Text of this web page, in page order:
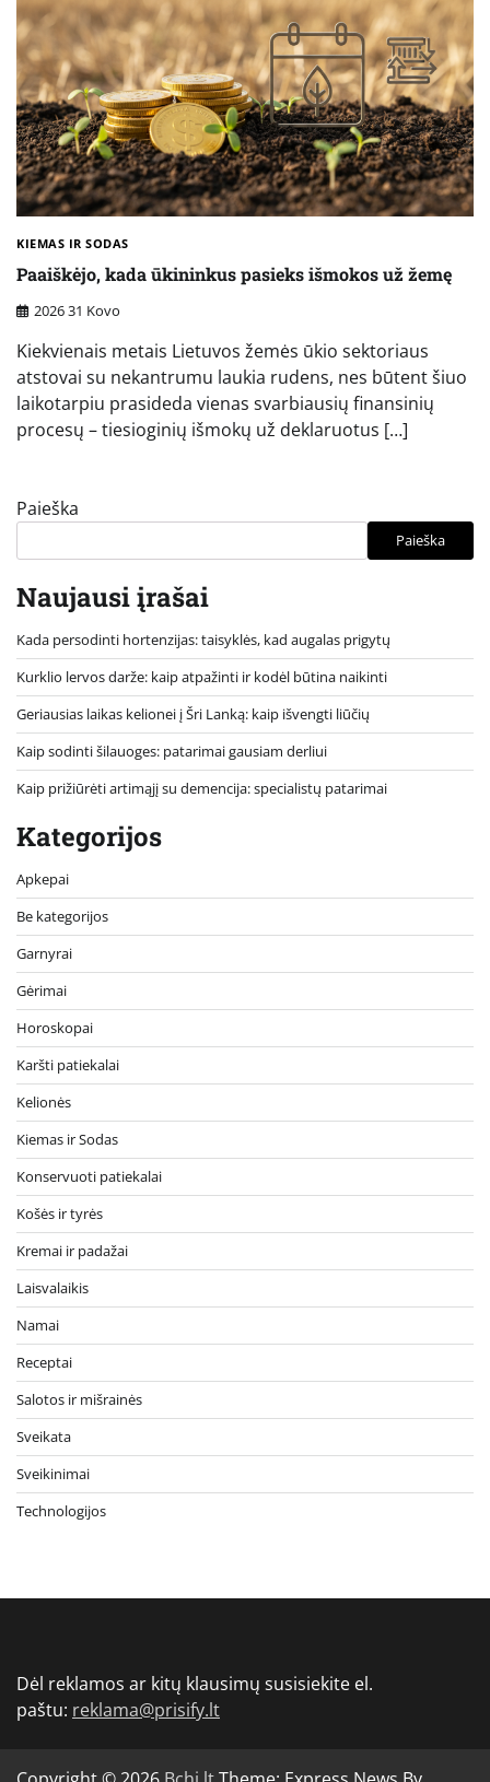
KIEMAS IR SODAS
Paaiškėjo, kada ūkininkus pasieks išmokos už žemę
2026 31 Kovo
Kiekvienais metais Lietuvos žemės ūkio sektoriaus
atstovai su nekantrumu laukia rudens, nes būtent šiuo
laikotarpiu prasideda vienas svarbiausių finansinių
procesų – tiesioginių išmokų už deklaruotus […]
Paieška
Paieška
Naujausi įrašai
Kada persodinti hortenzijas: taisyklės, kad augalas prigytų
Kurklio lervos darže: kaip atpažinti ir kodėl būtina naikinti
Geriausias laikas kelionei į Šri Lanką: kaip išvengti liūčių
Kaip sodinti šilauoges: patarimai gausiam derliui
Kaip prižiūrėti artimąjį su demencija: specialistų patarimai
Kategorijos
Apkepai
Be kategorijos
Garnyrai
Gėrimai
Horoskopai
Karšti patiekalai
Kelionės
Kiemas ir Sodas
Konservuoti patiekalai
Košės ir tyrės
Kremai ir padažai
Laisvalaikis
Namai
Receptai
Salotos ir mišrainės
Sveikata
Sveikinimai
Technologijos
Dėl reklamos ar kitų klausimų susisiekite el.
paštu: reklama@prisify.lt